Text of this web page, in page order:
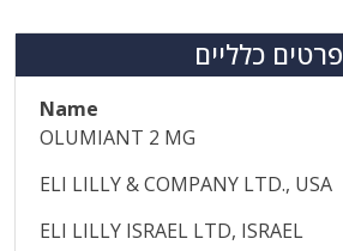
פרטים כלליים
Name
OLUMIANT 2 MG
ELI LILLY & COMPANY LTD., USA
ELI LILLY ISRAEL LTD, ISRAEL